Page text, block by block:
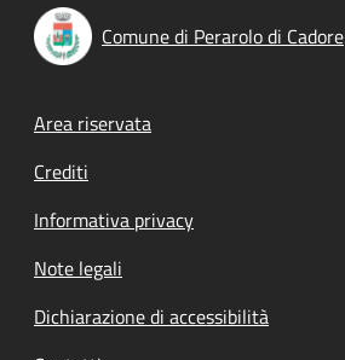
Comune di Perarolo di Cadore
Footer menu
Area riservata
Crediti
Informativa privacy
Note legali
Dichiarazione di accessibilità